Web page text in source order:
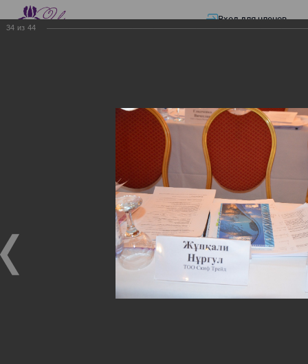
Вход для членов
Презентации
ЭЛЕКТРОННЫЕ СЧЕТА-ФАКТУРЫ.
ЭЛЕКТРОННЫЕ СЧЕТА-
ФАКТУРЫ. ВИРТУАЛЬНЫЙ
ЭЛЕКТРОННЫЕ СЧЕТА-ФАКТУРЫ. ВИРТУАЛЬНЫЙ
СКЛАД.
Семинар с КГД и разработчиками
34 из 44